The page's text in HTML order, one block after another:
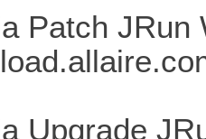
Patch JRun
Upgrade